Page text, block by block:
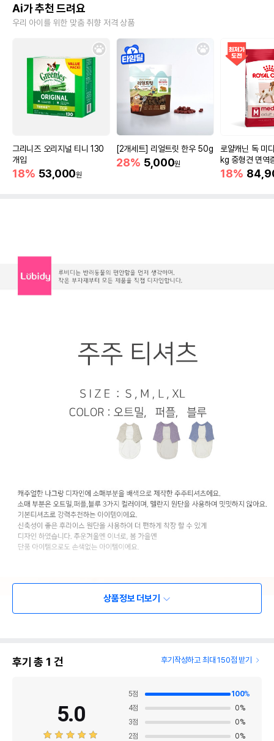
Ai가 추천 드려요
우리 아이를 위한 맞춤 취향 저격 상품
그리니즈 오리지널 티니 130
개입
18% 53,000원
[2개세트] 리얼트릿 한우 50g
28% 5,000원
로얄캐닌 독 미
kg 중형견 면역
18%
상품정보 더보기
후기 총 1 건 후기작성하고 최대 150점 받기
5.0
5점 100%
4점 0%
3점 0%
2점 0%